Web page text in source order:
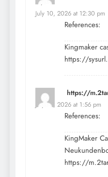
July 10, 2026 at 12:30 pm
References:
Kingmaker
https://
https://
July 10, 2026 at 1:56 pm
References:
KingMaker
https://